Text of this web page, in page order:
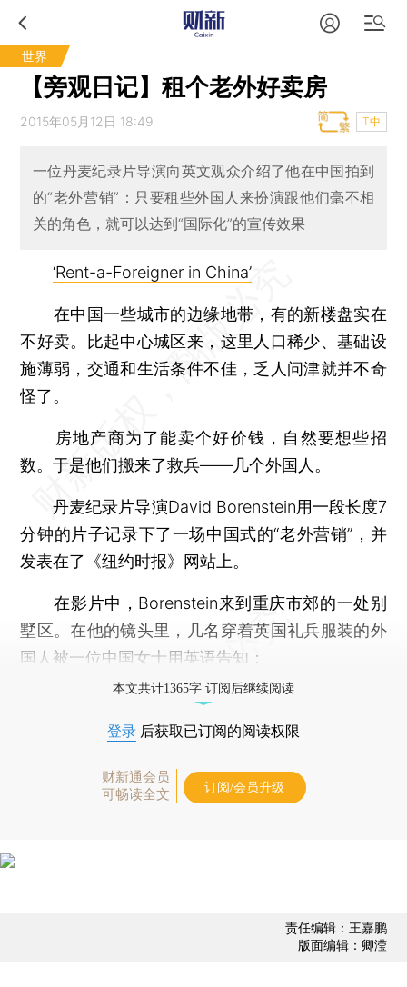
世界
【旁观日记】租个老外好卖房
2015年05月12日 18:49 T中
一位丹麦纪录片导演向英文观众介绍了他在中国拍到
的“老外营销”：只要租些外国人来扮演跟他们毫不相
关的角色，就可以达到“国际化”的宣传效果
‘Rent-a-Foreigner in China’
在中国一些城市的边缘地带，有的新楼盘实在
不好卖。比起中心城区来，这里人口稀少、基础设
施薄弱，交通和生活条件不佳，乏人问津就并不奇
怪了。
房地产商为了能卖个好价钱，自然要想些招
数。于是他们搬来了救兵——几个外国人。
丹麦纪录片导演David Borenstein用一段长度7
分钟的片子记录下了一场中国式的“老外营销”，并
发表在了《纽约时报》网站上。
在影片中，Borenstein来到重庆市郊的一处别
墅区。在他的镜头里，几名穿着英国礼兵服装的外
国人被一位中国女士用英语告知：
本文共计1365字 订阅后继续阅读
登录 后获取已订阅的阅读权限
财新通会员
可畅读全文
订阅/会员升级
责任编辑：王嘉鹏
版面编辑：卿滢